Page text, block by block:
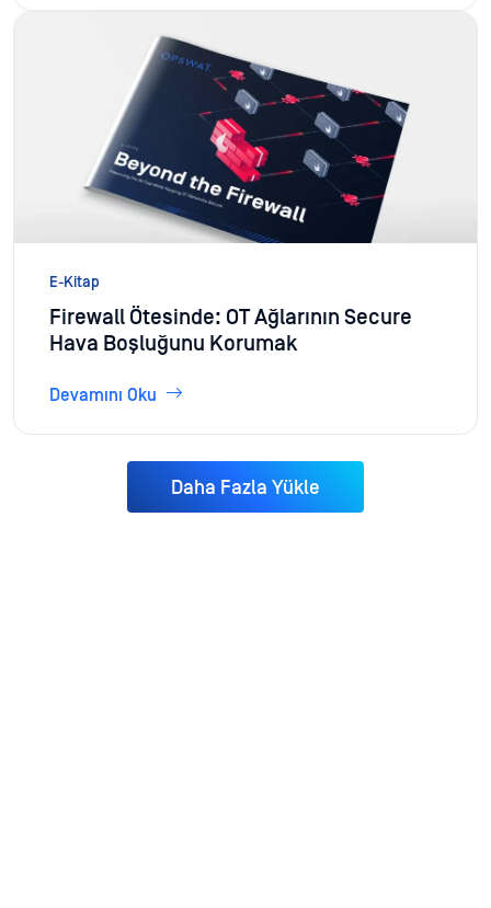
E-Kitap
Firewall Ötesinde: OT Ağlarının Secure
Hava Boşluğunu Korumak
Devamını Oku
Daha Fazla Yükle